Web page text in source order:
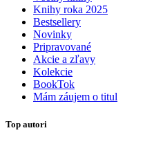
Knihy roka 2025
Bestsellery
Novinky
Pripravované
Akcie a zľavy
Kolekcie
BookTok
Mám záujem o titul
Top autori